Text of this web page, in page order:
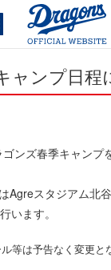
ャンプ日程
ンズ春季キャンプ
Agreスタジアム北
います。
等は予告なく変更と